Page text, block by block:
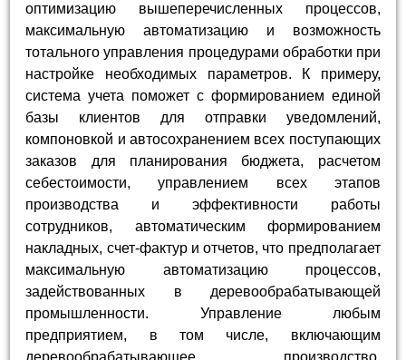
оптимизацию вышеперечисленных процессов,
максимальную автоматизацию и возможность
тотального управления процедурами обработки при
настройке необходимых параметров. К примеру,
система учета поможет с формированием единой
базы клиентов для отправки уведомлений,
компоновкой и автосохранением всех поступающих
заказов для планирования бюджета, расчетом
себестоимости, управлением всех этапов
производства и эффективности работы
сотрудников, автоматическим формированием
накладных, счет-фактур и отчетов, что предполагает
максимальную автоматизацию процессов,
задействованных в деревообрабатывающей
промышленности. Управление любым
предприятием, в том числе, включающим
деревообрабатывающее производство,